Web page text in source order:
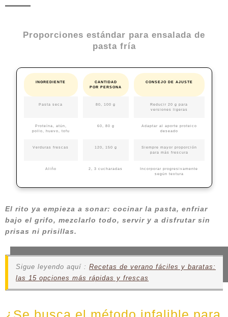
Proporciones estándar para ensalada de
pasta fría
INGREDIENTE
CANTIDAD
POR PERSONA
CONSEJO DE AJUSTE
Pasta seca 80, 100 g
Reducir 20 g para
versiones ligeras
Proteína, atún,
pollo, huevo, tofu
60, 80 g
Adaptar al aporte proteico
deseado
Verduras frescas 120, 150 g
Siempre mayor proporción
para más frescura
Aliño 2, 3 cucharadas
Incorporar progresivamente
según textura
El rito ya empieza a sonar: cocinar la pasta, enfriar
bajo el grifo, mezclarlo todo, servir y a disfrutar sin
prisas ni prisillas.
Sigue leyendo aquí : Recetas de verano fáciles y baratas:
las 15 opciones más rápidas y frescas